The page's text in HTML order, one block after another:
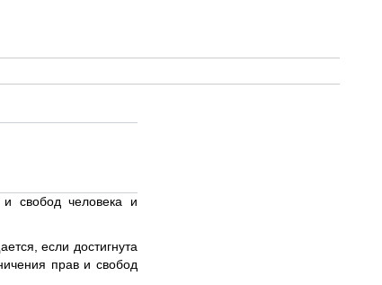
свобод человека и
если достигнута
прав и свобод